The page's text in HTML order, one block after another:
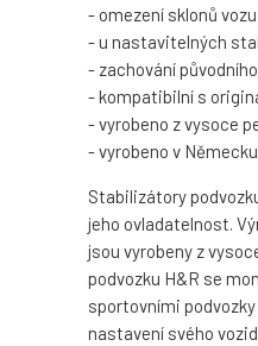
- omezení sklonů
- u nastavitelných
- zachování
- kompatibilní s
- vyrobeno z vysoce
- vyrobeno v Německu
Stabilizátory
jeho ovladatelnost.
jsou vyrobeny z
podvozku H&R se
sportovními
nastavení svého